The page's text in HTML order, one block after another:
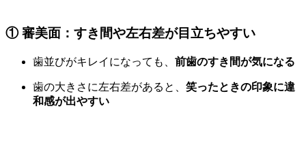
① 審美面：すき間や左右差が目立ちやすい
歯並びがキレイになっても、 前歯のすき間が気になる
歯の大きさに左右差があると、 笑ったときの印象に違
和感が出やすい